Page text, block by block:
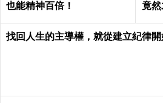
也能精神百倍！
竟
找回人生的主導權，就從建立紀律開